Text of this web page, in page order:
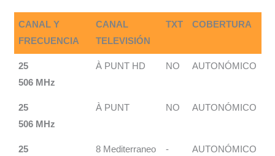
CANAL Y
FRECUENCIA
CANAL
TELEVISIÓN
TXT COBERTURA
25
506 MHz
À PUNT HD NO AUTONÓMICO
25
506 MHz
À PUNT NO AUTONÓMICO
25
8 Mediterraneo - AUTONÓMICO